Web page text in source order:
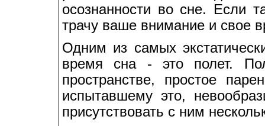
осознанности во сне. Если
трачу ваше внимание и свое
Одним из самых
время сна - это полет.
пространстве, простое
испытавшему это,
присутствовать с ним